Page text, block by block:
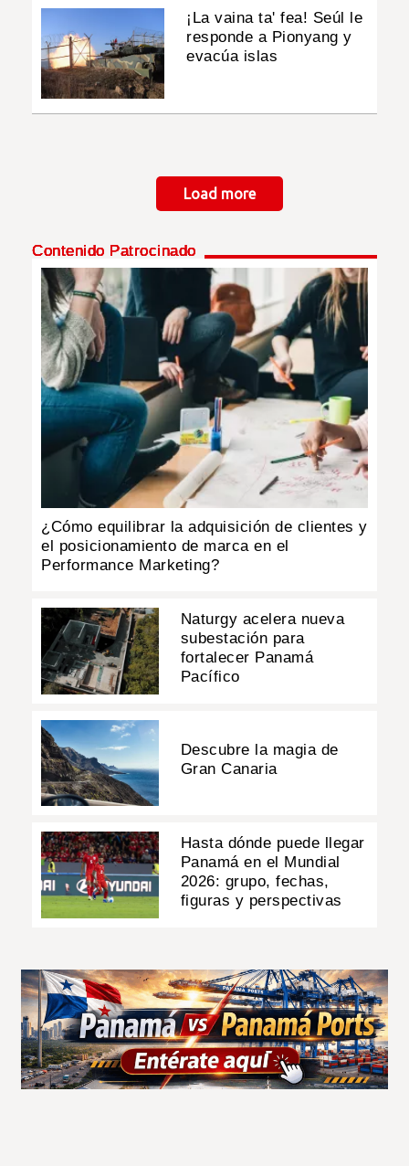
¡La vaina ta' fea! Seúl le
responde a Pionyang y
evacúa islas
Load more
Contenido Patrocinado
¿Cómo equilibrar la adquisición de clientes y
el posicionamiento de marca en el
Performance Marketing?
Naturgy acelera nueva
subestación para
fortalecer Panamá
Pacífico
Descubre la magia de
Gran Canaria
Hasta dónde puede llegar
Panamá en el Mundial
2026: grupo, fechas,
figuras y perspectivas